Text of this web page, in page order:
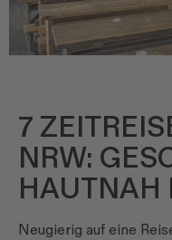
7
NRW:
HAUTNAH
Neugierig auf eine